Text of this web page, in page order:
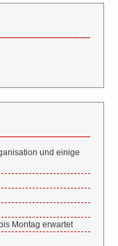
und einige
Montag erwartet